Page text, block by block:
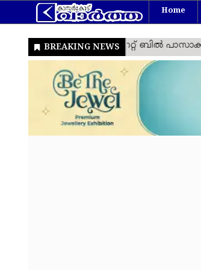
Home